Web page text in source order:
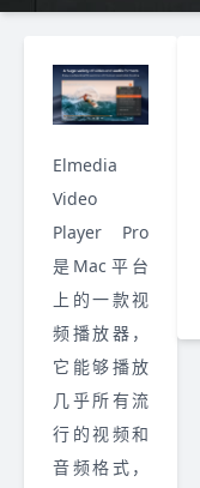
Elmedia
Video
Player Pro
是Mac平台
上的一款视
频播放器，
它能够播放
几乎所有流
行的视频和
音频格式，